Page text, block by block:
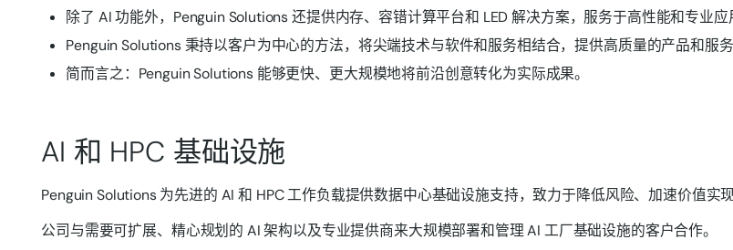
除了 AI 功能外，Penguin Solutions 还提供内存、容错计算平台和 LED 解决方案，服务于高性能和专业应
Penguin Solutions 秉持以客户为中心的方法，将尖端技术与软件和服务相结合，提供高质量的产品和服务
简而言之：Penguin Solutions 能够更快、更大规模地将前沿创意转化为实际成果。
AI 和 HPC 基础设施
Penguin Solutions 为先进的 AI 和 HPC 工作负载提供数据中心基础设施支持，致力于降低风险、加速价值实
公司与需要可扩展、精心规划的 AI 架构以及专业提供商来大规模部署和管理 AI 工厂基础设施的客户合作。